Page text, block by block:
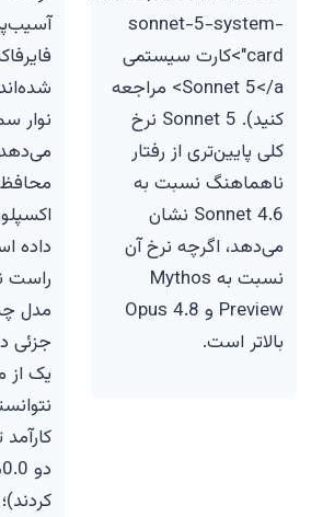
sonnet-5-system-
card">کارت سیستمی
Sonnet 5</a> مراجعه
کنید). Sonnet 5 نرخ
کلی پایین‌تری از رفتار
ناهماهنگ نسبت به
Sonnet 4.6 نشان
می‌دهد، اگرچه نرخ آن
نسبت به Mythos
Preview و Opus 4.8
بالاتر است.
نوار
داده
راست
مدل
جزئی